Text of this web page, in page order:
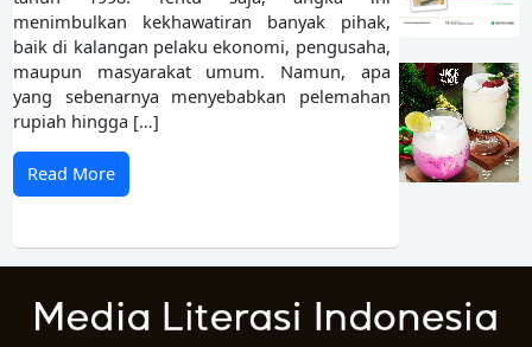
menimbulkan kekhawatiran banyak pihak,
baik di kalangan pelaku ekonomi, pengusaha,
maupun masyarakat umum. Namun, apa
yang sebenarnya menyebabkan pelemahan
rupiah hingga […]
Read More